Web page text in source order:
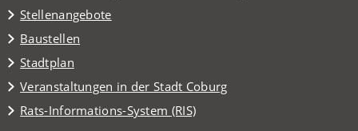
Stellenangebote
Baustellen
Stadtplan
(Öffnet
in
einem
neuen
Veranstaltungen in der Stadt Coburg
(Öffnet
in
einem
Rats-Informations-System (RIS)
(Öffnet